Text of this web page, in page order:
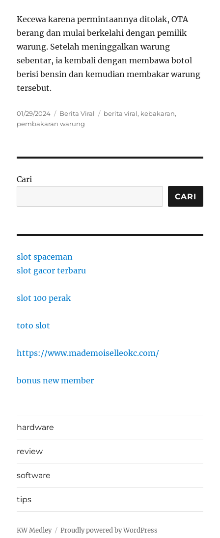
Kecewa karena permintaannya ditolak, OTA
berang dan mulai berkelahi dengan pemilik
warung. Setelah meninggalkan warung
sebentar, ia kembali dengan membawa botol
berisi bensin dan kemudian membakar warung
tersebut.
Posted
on
01/29/2024 Categories
Berita Viral Tags
berita viral, kebakaran,
pembakaran warung
Cari
CARI
slot spaceman
slot gacor terbaru
slot 100 perak
toto slot
https://www.mademoiselleokc.com/
bonus new member
hardware
review
software
tips
KW Medley Proudly powered by WordPress